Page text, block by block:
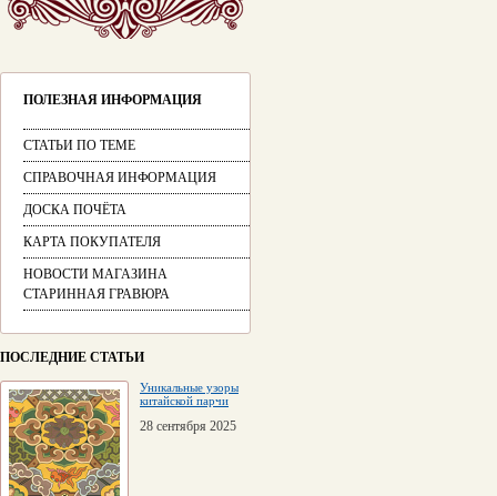
ПОЛЕЗНАЯ ИНФОРМАЦИЯ
СТАТЬИ ПО ТЕМЕ
СПРАВОЧНАЯ ИНФОРМАЦИЯ
ДОСКА ПОЧЁТА
КАРТА ПОКУПАТЕЛЯ
НОВОСТИ МАГАЗИНА
СТАРИННАЯ ГРАВЮРА
ПОСЛЕДНИЕ СТАТЬИ
Уникальные узоры
китайской парчи
28 сентября 2025